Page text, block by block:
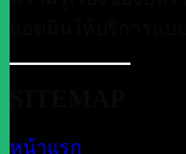
หน้าแรก